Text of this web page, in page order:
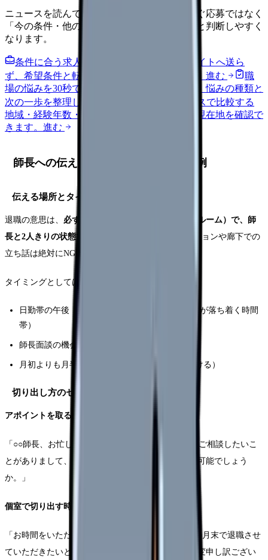
ニュースを読んで不安が強くなった時は、すぐ応募ではなく
「今の条件・他の選択肢・相談先」を分けると判断しやすく
なります。
条件に合う求人通知を受け取る
外部転職サイトへ送ら
ず、希望条件と転職時期を自社で預かります。 進む
職
場の悩みを30秒で診断
辞めるべきか迷う前に、悩みの種類と
次の一歩を整理します。
給料コンパスで比較する
地域・経験年数・施設形態から、今の給料の現在地を確認で
きます。 進む
師長への伝え方｜切り出し方とセリフ例
伝える場所とタイミング
退職の意思は、 必ず個室（面談室やカンファレンスルーム）で、師
長と2人きりの状態で伝えましょう
。ナースステーションや廊下での
立ち話は絶対にNGです。
タイミングとしては以下が適しています。
日勤帯の午後（14:00〜15:00頃、処置やラウンドが落ち着く時間
帯）
師長面談の機会がある場合はその場で
月初よりも月半ば〜月末（シフト作成直後は避ける）
切り出し方のセリフ例（そのまま使えます）
アポイントを取る時：
「○○師長、お忙しいところ恐れ入ります。個人的にご相談したいこ
とがありまして、15分ほどお時間をいただくことは可能でしょう
か。」
個室で切り出す時：
「お時間をいただきありがとうございます。実は、○月末で退職させ
ていただきたいと考えております。突然のことで大変申し訳ござい